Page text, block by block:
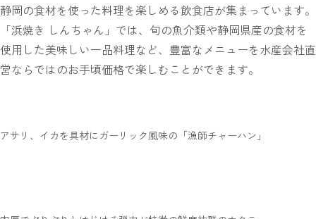
静岡の食材を使った料理を楽しめる飲食店が集まっています。
「浜焼き しんちゃん」では、旬の魚介類や静岡県産の食材を
使用した美味しい一品料理など、豊富なメニューを水産会社直
営ならではのお手頃価格で楽しむことができます。
アサリ、イカを具材にガーリック風味の「漁師チャーハン」